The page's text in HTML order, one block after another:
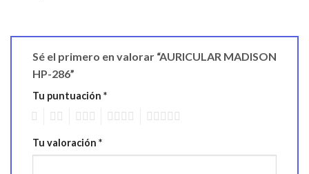
Sé el primero en valorar “AURICULAR MADISON
HP-286”
Tu puntuación *
Tu valoración *